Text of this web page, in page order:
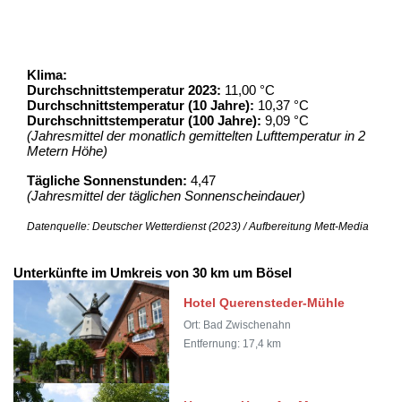
Klima:
Durchschnittstemperatur 2023: 11,00 °C
Durchschnittstemperatur (10 Jahre): 10,37 °C
Durchschnittstemperatur (100 Jahre): 9,09 °C
(Jahresmittel der monatlich gemittelten Lufttemperatur in 2
Metern Höhe)
Tägliche Sonnenstunden: 4,47
(Jahresmittel der täglichen Sonnenscheindauer)
Datenquelle: Deutscher Wetterdienst (2023) / Aufbereitung Mett-Media
Unterkünfte im Umkreis von 30 km um Bösel
Hotel Querensteder-Mühle
Ort: Bad Zwischenahn
Entfernung: 17,4 km